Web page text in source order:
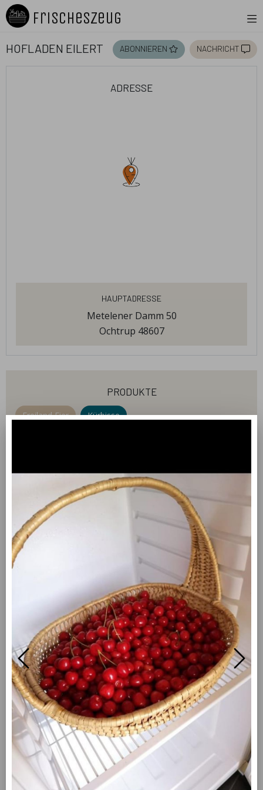
FrischesZeug
Hofladen Eilert abonnieren nachricht
adresse
Hauptadresse
Metelener Damm 50
Ochtrup 48607
produkte
Freiland Eier Kürbisse
willkommen
Gutes regional kaufen. Täglich finden Sie frische
Freilandeier, Kartoffeln, leckeres Obst und Gemüse
der Saison bei uns im Hofladen in Ochtrup -
Langenhorst.
öffnungszeiten
Montag
07:00 - 19:00
Dienstag
07:00 - 19:00
Mittwoch
07:00 - 19:00
Donnerstag